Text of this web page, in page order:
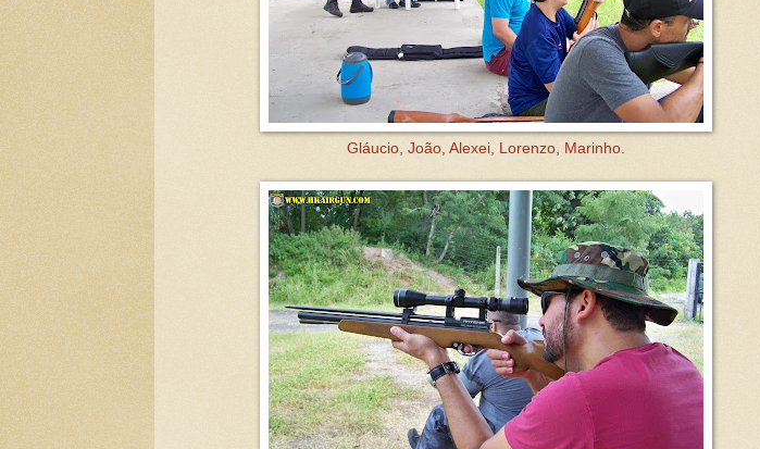
Gláucio, João, Alexei, Lorenzo, Marinho.